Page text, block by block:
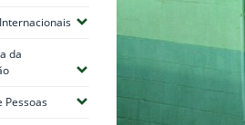
(Expandir submenus)
da
(Expandir submenus)
Pessoas(Expandir submenus)